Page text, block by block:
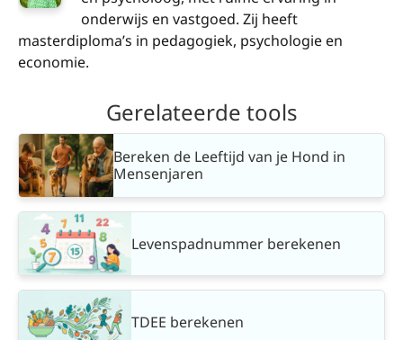
onderwijs en vastgoed. Zij heeft
masterdiploma’s in pedagogiek, psychologie en
economie.
Gerelateerde tools
Bereken de Leeftijd van je Hond in
Mensenjaren
Levenspadnummer berekenen
TDEE berekenen